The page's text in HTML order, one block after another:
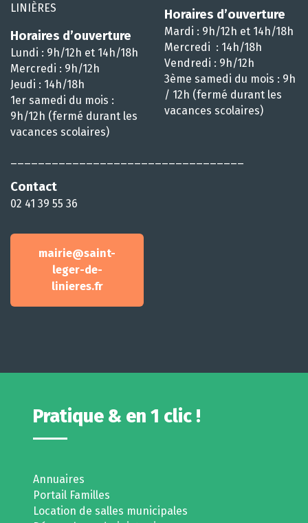
LINIÈRES
Horaires d’ouverture
Lundi : 9h/12h et 14h/18h
Mercredi : 9h/12h
Jeudi : 14h/18h
1er samedi du mois :
9h/12h (fermé durant les
vacances scolaires)
Contact
02 41 39 55 36
mairie@saint-
leger-de-
linieres.fr
Horaires d’ouverture
Mardi : 9h/12h et 14h/18h
Mercredi : 14h/18h
Vendredi : 9h/12h
3ème samedi du mois : 9h
/ 12h (fermé durant les
vacances scolaires)
Pratique & en 1 clic !
Annuaires
Portail Familles
Location de salles municipales